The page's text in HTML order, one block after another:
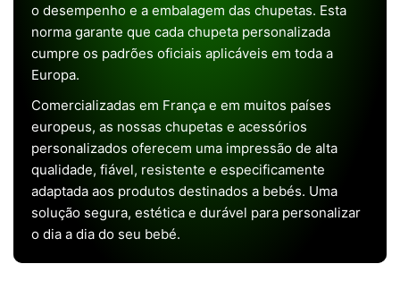
o desempenho e a embalagem das chupetas. Esta
norma garante que cada chupeta personalizada
cumpre os padrões oficiais aplicáveis em toda a
Europa.
Comercializadas em França e em muitos países
europeus, as nossas chupetas e acessórios
personalizados oferecem uma impressão de alta
qualidade, fiável, resistente e especificamente
adaptada aos produtos destinados a bebés. Uma
solução segura, estética e durável para personalizar
o dia a dia do seu bebé.